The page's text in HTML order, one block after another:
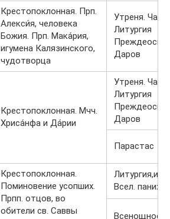
Крестопоклонная. Прп.
Алекси́я, человека
Божия. Прп. Мака́рия,
игумена Калязинского,
чудотворца
Утреня. Часы
Литургия
Даров
Крестопоклонная. Мчч.
Хриса́нфа и Да́рии
Утреня. Часы
Литургия
Даров
Парастас
Крестопоклонная.
Поминовение усопших.
Прпп. отцов, во
обители св. Саввы
Всел.
Всенощное